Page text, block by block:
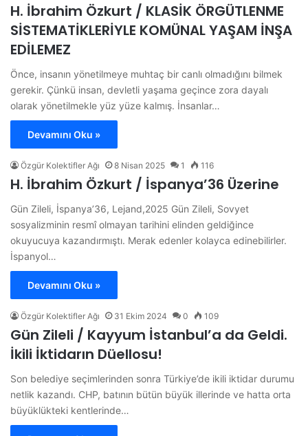
H. İbrahim Özkurt / KLASİK ÖRGÜTLENME
SİSTEMATİKLERİYLE KOMÜNAL YAŞAM İNŞA
EDİLEMEZ
Önce, insanın yönetilmeye muhtaç bir canlı olmadığını bilmek
gerekir. Çünkü insan, devletli yaşama geçince zora dayalı
olarak yönetilmekle yüz yüze kalmış. İnsanlar…
Devamını Oku »
Özgür Kolektifler Ağı 8 Nisan 2025 1 116
H. İbrahim Özkurt / İspanya’36 Üzerine
Gün Zileli, İspanya’36, Lejand,2025 Gün Zileli, Sovyet
sosyalizminin resmî olmayan tarihini elinden geldiğince
okuyucuya kazandırmıştı. Merak edenler kolayca edinebilirler.
İspanyol…
Devamını Oku »
Özgür Kolektifler Ağı 31 Ekim 2024 0 109
Gün Zileli / Kayyum İstanbul’a da Geldi.
İkili İktidarın Düellosu!
Son belediye seçimlerinden sonra Türkiye’de ikili iktidar durumu
netlik kazandı. CHP, batının bütün büyük illerinde ve hatta orta
büyüklükteki kentlerinde…